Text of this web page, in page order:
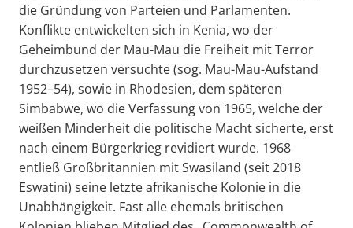
die Gründung von Parteien und Parlamenten.
Konflikte entwickelten sich in Kenia, wo der
Geheimbund der Mau-Mau die Freiheit mit Terror
durchzusetzen versuchte (sog. Mau-Mau-Aufstand
1952–54), sowie in Rhodesien, dem späteren
Simbabwe, wo die Verfassung von 1965, welche der
weißen Minderheit die politische Macht sicherte, erst
nach einem Bürgerkrieg revidiert wurde. 1968
entließ Großbritannien mit Swasiland (seit 2018
Eswatini) seine letzte afrikanische Kolonie in die
Unabhängigkeit. Fast alle ehemals britischen